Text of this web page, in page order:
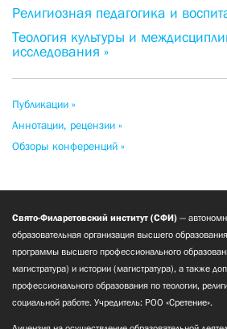
Религиозная педагогика и
Теология культуры и
исследования »
Публикации »
Аннотации, рецензии »
Обзоры конференций »
Свято-Филаретовский институт (СФИ) —
образовательная организация высшего
программы высшего профессионального
магистратура) и истории (магистратура), а также
профессионального образования по теологии,
социальной работе. Учредитель: РОО «Сретение».